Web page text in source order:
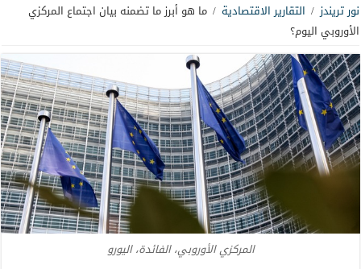
نور تريندز / التقارير الاقتصادية / ما هو أبرز ما تضمنه بيان اجتماع المركزي
الأوروبي اليوم؟
المركزي الأوروبي، الفائدة، اليورو